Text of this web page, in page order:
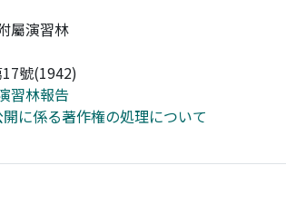
屬演習林
號(1942)
習林報告
開に係る著作権の処理について